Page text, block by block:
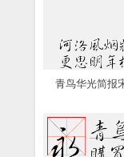
青鸟华光简报